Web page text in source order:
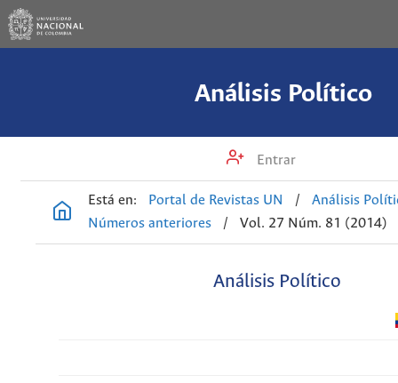
Análisis Político
Entrar
Está en: Portal de Revistas UN /
Análisis
Números anteriores
/ Vol. 27 Núm. 81 (2014)
Análisis Político